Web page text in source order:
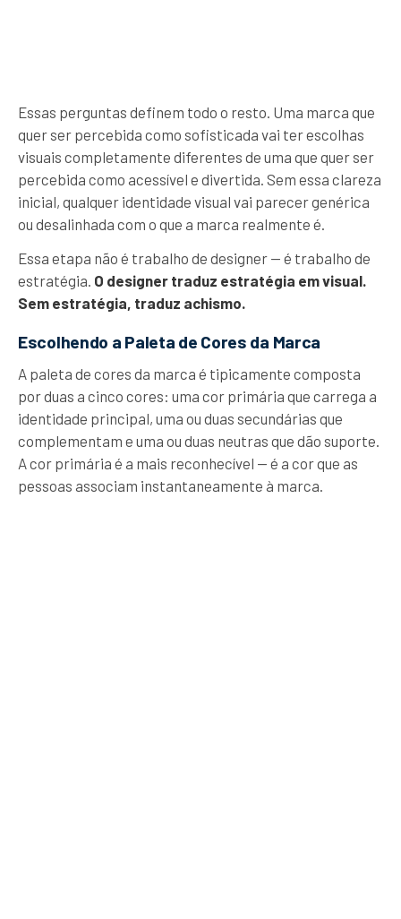
Essas perguntas definem todo o resto. Uma marca que
quer ser percebida como sofisticada vai ter escolhas
visuais completamente diferentes de uma que quer ser
percebida como acessível e divertida. Sem essa clareza
inicial, qualquer identidade visual vai parecer genérica
ou desalinhada com o que a marca realmente é.
Essa etapa não é trabalho de designer — é trabalho de
estratégia. O designer traduz estratégia em visual.
Sem estratégia, traduz achismo.
Escolhendo a Paleta de Cores da Marca
A paleta de cores da marca é tipicamente composta
por duas a cinco cores: uma cor primária que carrega a
identidade principal, uma ou duas secundárias que
complementam e uma ou duas neutras que dão suporte.
A cor primária é a mais reconhecível — é a cor que as
pessoas associam instantaneamente à marca.